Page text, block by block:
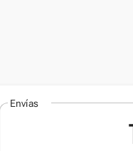
Envías